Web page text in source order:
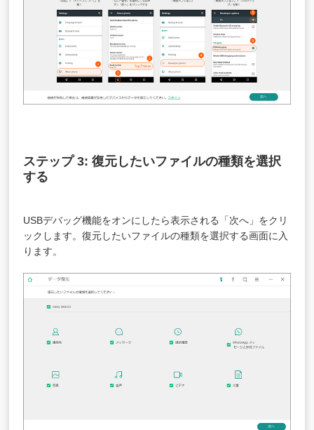
ステップ 3: 復元したいファイルの種類を選択
する
USBデバッグ機能をオンにしたら表示される「次へ」をクリ
ックします。復元したいファイルの種類を選択する画面に入
ります。